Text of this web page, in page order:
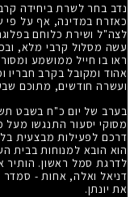
נדב בחר לשרת ביחידה
כאזרח במדינה, אף על פי
לצה"ל ושירת כלוחם
עשה מסלול קרבי מלא,
ראו בו חייל ממושמע
אהוד ומקובל בקרב
ועשרה חודשים, מתוכם
בערב של יום כ"ח בשבט
מסוקי יסעור התנגשו
דרכם לפעילות מבצעית
הוא הובא למנוחות בבית
לדרגת סמל ראשון. הותיר
דניאל ואלה, אחות - סמדר
את יונתן.